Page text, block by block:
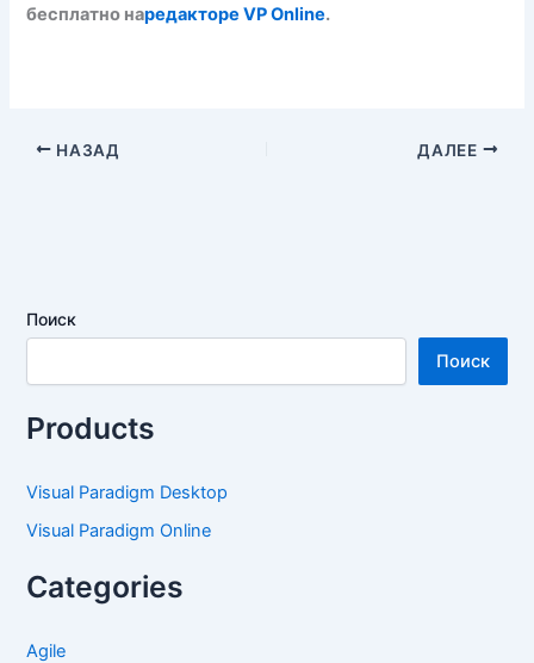
бесплатно наредакторе VP Online.
НАЗАД ДАЛЕЕ
Поиск
Поиск
Products
Visual Paradigm Desktop
Visual Paradigm Online
Categories
Agile